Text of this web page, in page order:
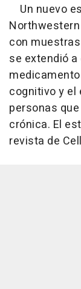
Un nuevo
con
se extendió
cognitivo y el
personas
crónica. El
revista de